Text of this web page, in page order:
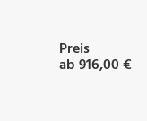
Preis
ab 916,00 €